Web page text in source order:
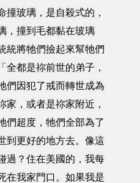
撞玻璃，是自殺式的，
，撞到毛都黏在玻璃
統將牠們撿起來幫牠們
全都是祢前世的弟子，
們因犯了戒而轉世成為
家，或者是祢家附近，
們超度，牠們全部為了
到更好的地方去。像這
過？住在美國的，我每
在我家門口。如果我是